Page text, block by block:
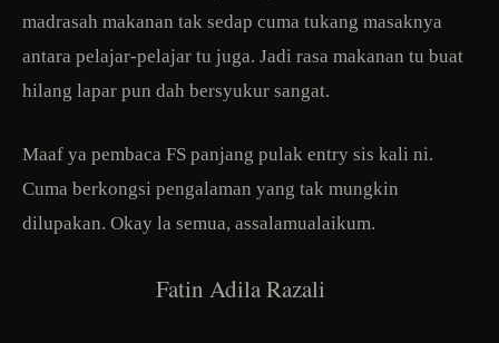
madrasah makanan tak sedap cuma tukang masaknya
antara pelajar-pelajar tu juga. Jadi rasa makanan tu buat
hilang lapar pun dah bersyukur sangat.
Maaf ya pembaca FS panjang pulak entry sis kali ni.
Cuma berkongsi pengalaman yang tak mungkin
dilupakan. Okay la semua, assalamualaikum.
Fatin Adila Razali